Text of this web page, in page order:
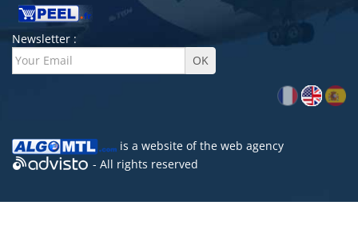
Newsletter :
is a website of the web agency
- All rights reserved